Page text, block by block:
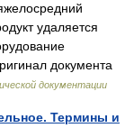
удаляется
документа
документации
Термины и